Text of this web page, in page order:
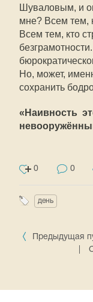
Шуваловым, и
мне? Всем тем,
Всем тем, кто
Но, может,
сохранить
«Наивность 
0 0
день
Предыдущая